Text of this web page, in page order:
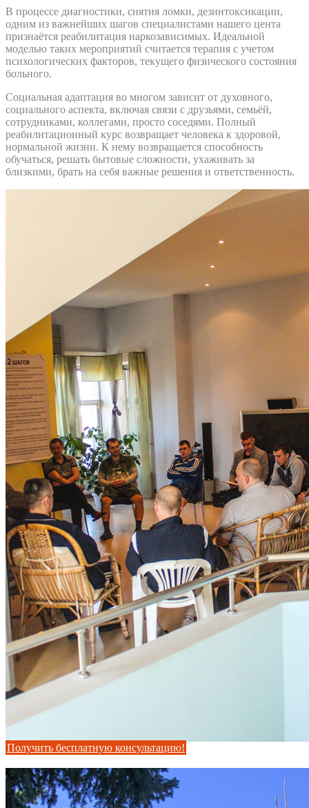
В процессе диагностики, снятия ломки, дезинтоксикации,
одним из важнейших шагов специалистами нашего цента
признаётся реабилитация наркозависимых. Идеальной
моделью таких мероприятий считается терапия с учетом
психологических факторов, текущего физического состояния
больного.
Социальная адаптация во многом зависит от духовного,
социального аспекта, включая связи с друзьями, семьёй,
сотрудниками, коллегами, просто соседями. Полный
реабилитационный курс возвращает человека к здоровой,
нормальной жизни. К нему возвращается способность
обучаться, решать бытовые сложности, ухаживать за
близкими, брать на себя важные решения и ответственность.
Получить бесплатную консультацию!